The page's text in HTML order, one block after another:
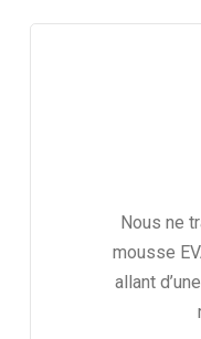
Nous ne
mousse
allant